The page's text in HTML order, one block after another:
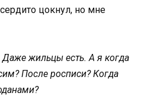
цокнул, но мне
Даже жильцы есть. А я когда
После росписи? Когда